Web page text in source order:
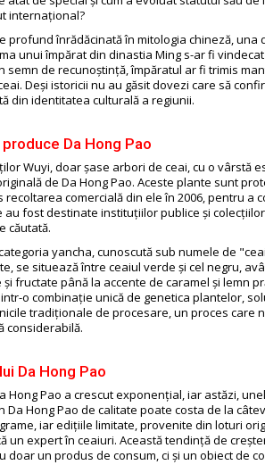
internațional?
profund înrădăcinată în mitologia chineză, una
unui împărat din dinastia Ming s-ar fi
semn de recunoștință, împăratul ar fi trimis
Deși istoricii nu au găsit dovezi care să
din identitatea culturală a regiunii.
Da Hong Pao
Wuyi, doar șase arbori de ceai, cu o vârstă
de Da Hong Pao. Aceste plante sunt
comercială din ele în 2006, pentru a
fost destinate instituțiilor publice și
căutată.
yancha, cunoscută sub numele de
se situează între ceaiul verde și cel negru,
fructate până la accente de caramel și lemn
o combinație unică de genetica plantelor,
tradiționale de procesare, un proces care
considerabilă.
Da Hong Pao
Hong Pao a crescut exponențial, iar astăzi,
Hong Pao de calitate poate costa de la
iar edițiile limitate, provenite din loturi
un expert în ceaiuri. Această tendință de
doar un produs de consum, ci și un obiect de